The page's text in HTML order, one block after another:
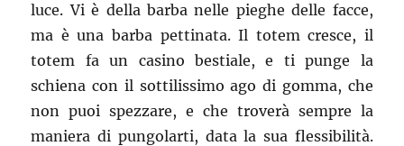
luce. Vi è della barba nelle pieghe delle facce,
ma è una barba pettinata. Il totem cresce, il
totem fa un casino bestiale, e ti punge la
schiena con il sottilissimo ago di gomma, che
non puoi spezzare, e che troverà sempre la
maniera di pungolarti, data la sua flessibilità.